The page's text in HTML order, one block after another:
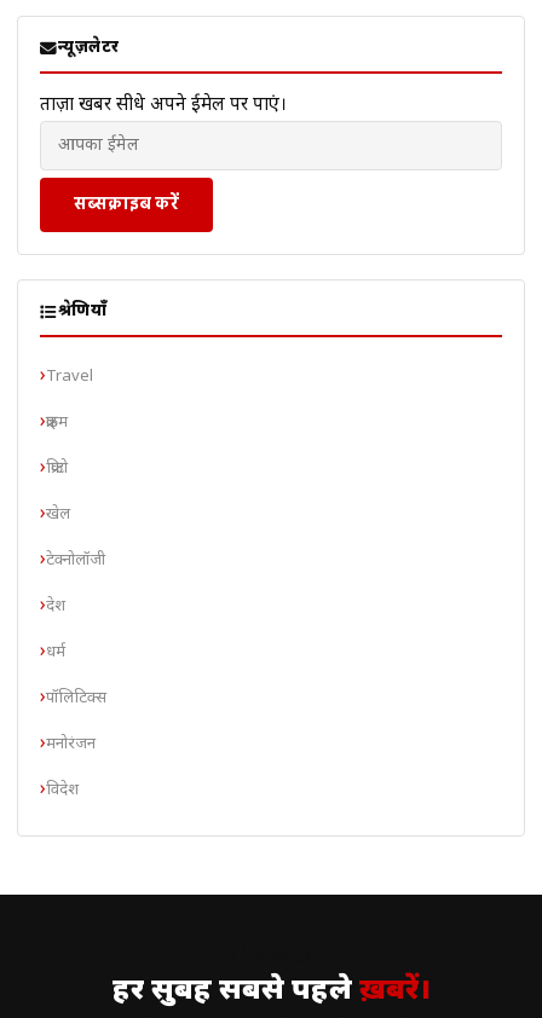
न्यूज़लेटर
ताज़ा खबरें सीधे अपने ईमेल पर पाएं।
सब्सक्राइब करें
श्रेणियाँ
Travel
क्राइम
क्रिप्टो
खेल
टेक्नोलॉजी
देश
धर्म
पॉलिटिक्स
मनोरंजन
विदेश
हर सुबह सबसे पहलेख़बरें।